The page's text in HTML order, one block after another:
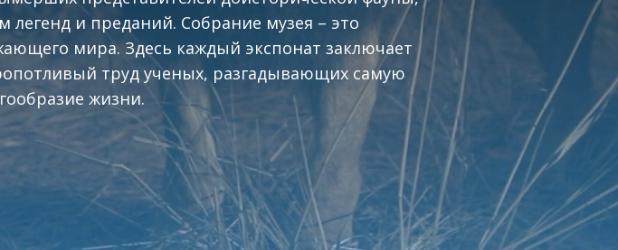
легенд и преданий. Собрание музея – это
мира. Здесь каждый экспонат заключает
труд ученых, разгадывающих самую
жизни.